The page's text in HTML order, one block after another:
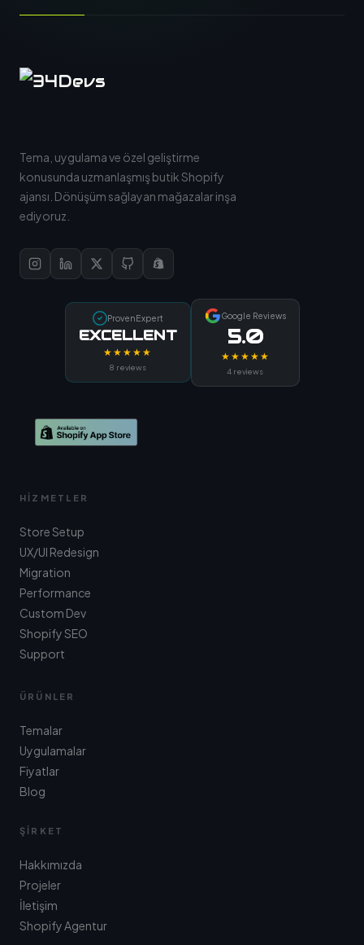
Tema, uygulama ve özel geliştirme
konusunda uzmanlaşmış butik Shopify
ajansı. Dönüşüm sağlayan mağazalar inşa
ediyoruz.
ProvenExpert
EXCELLENT
★★★★★
8 reviews
Google Reviews
5.0
★★★★★
4 reviews
HIZMETLER
Store Setup
UX/UI Redesign
Migration
Performance
Custom Dev
Shopify SEO
Support
ÜRÜNLER
Temalar
Uygulamalar
Fiyatlar
Blog
ŞIRKET
Hakkımızda
Projeler
İletişim
Shopify Agentur